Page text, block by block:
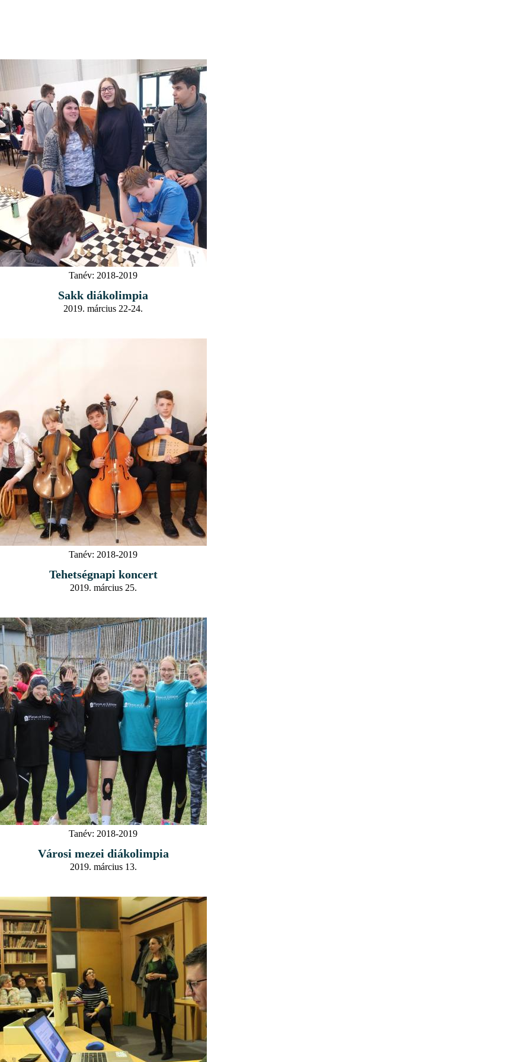
Tanév: 2018-2019
Sakk diákolimpia
2019. március 22-24.
Tanév: 2018-2019
Tehetségnapi koncert
2019. március 25.
Tanév: 2018-2019
Városi mezei diákolimpia
2019. március 13.